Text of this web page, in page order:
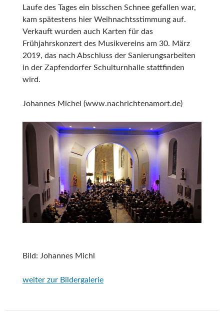
Laufe des Tages ein bisschen Schnee gefallen war,
kam spätestens hier Weihnachtsstimmung auf.
Verkauft wurden auch Karten für das
Frühjahrskonzert des Musikvereins am 30. März
2019, das nach Abschluss der Sanierungsarbeiten
in der Zapfendorfer Schulturnhalle stattfinden
wird.
Johannes Michel (www.nachrichtenamort.de)
Bild: Johannes Michl
weiter zur Bildergalerie